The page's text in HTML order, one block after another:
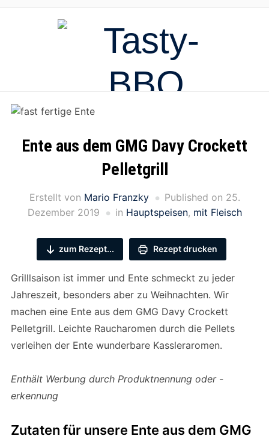
Ente aus dem GMG Davy Crockett
Pelletgrill
Erstellt von Mario Franzky Published on 25.
Dezember 2019
in Hauptspeisen, mit Fleisch
zum Rezept... Rezept drucken
Grilllsaison ist immer und Ente schmeckt zu jeder
Jahreszeit, besonders aber zu Weihnachten. Wir
machen eine Ente aus dem GMG Davy Crockett
Pelletgrill. Leichte Raucharomen durch die Pellets
verleihen der Ente wunderbare Kassleraromen.
Enthält Werbung durch Produktnennung oder -
erkennung
Zutaten für unsere Ente aus dem GMG